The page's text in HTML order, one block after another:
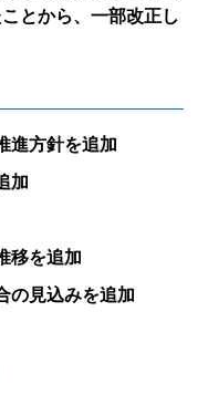
とから、一部改正し
進方針を追加
加
移を追加
の見込みを追加